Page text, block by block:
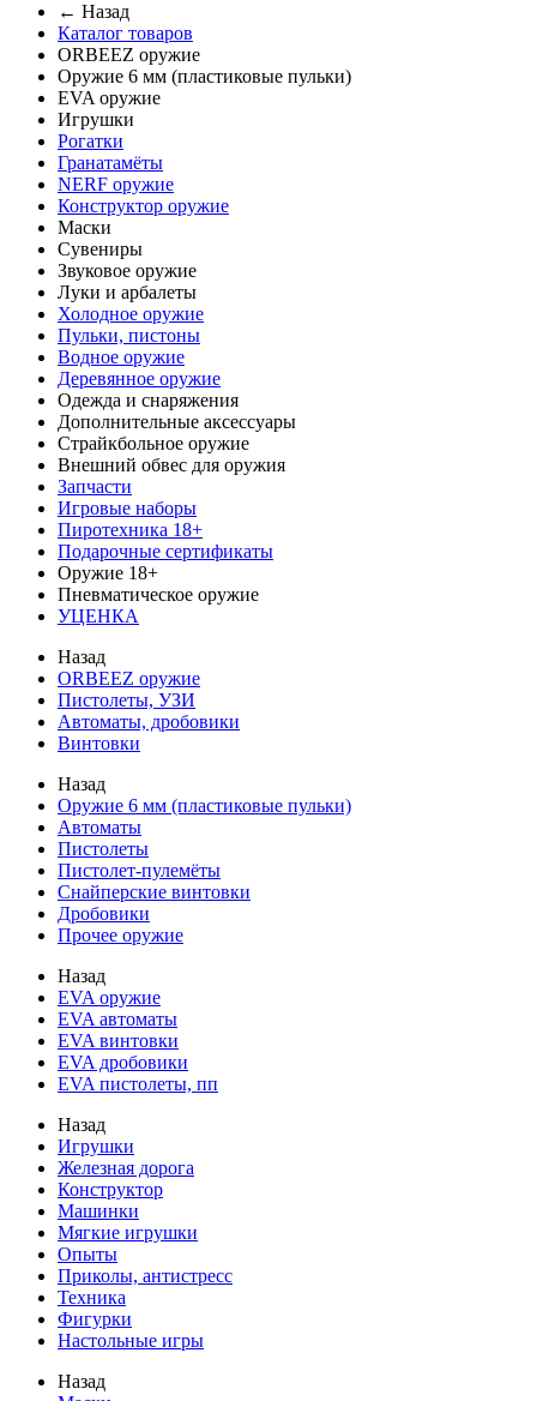
← Назад
Каталог товаров
ORBEEZ оружие
Оружие 6 мм (пластиковые пульки)
EVA оружие
Игрушки
Рогатки
Гранатамёты
NERF оружие
Конструктор оружие
Маски
Сувениры
Звуковое оружие
Луки и арбалеты
Холодное оружие
Пульки, пистоны
Водное оружие
Деревянное оружие
Одежда и снаряжения
Дополнительные аксессуары
Страйкбольное оружие
Внешний обвес для оружия
Запчасти
Игровые наборы
Пиротехника 18+
Подарочные сертификаты
Оружие 18+
Пневматическое оружие
УЦЕНКА
Назад
ORBEEZ оружие
Пистолеты, УЗИ
Автоматы, дробовики
Винтовки
Назад
Оружие 6 мм (пластиковые пульки)
Автоматы
Пистолеты
Пистолет-пулемёты
Снайперские винтовки
Дробовики
Прочее оружие
Назад
EVA оружие
EVA автоматы
EVA винтовки
EVA дробовики
EVA пистолеты, пп
Назад
Игрушки
Железная дорога
Конструктор
Машинки
Мягкие игрушки
Опыты
Приколы, антистресс
Техника
Фигурки
Настольные игры
Назад